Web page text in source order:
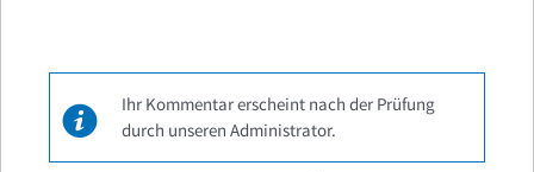
Ihr Kommentar erscheint nach der Prüfung
durch unseren Administrator.